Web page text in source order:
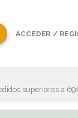
ACCEDER /
superiores a